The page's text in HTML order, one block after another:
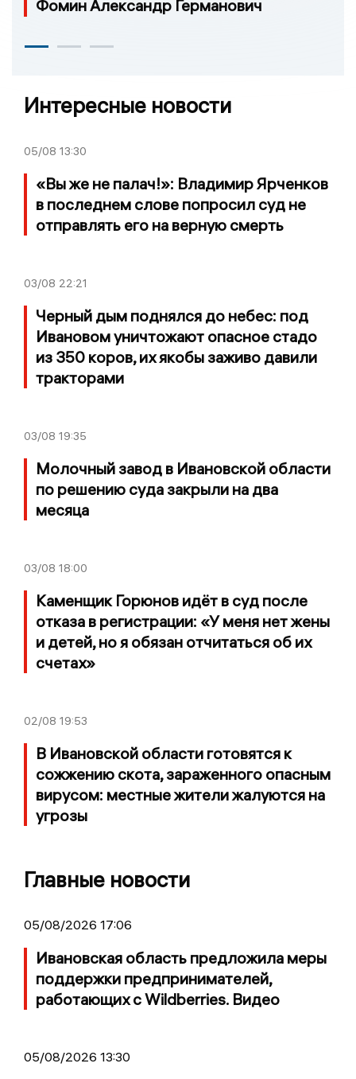
Фомин Александр Германович
Интересные новости
05/08 13:30
«Вы же не палач!»: Владимир Ярченков
в последнем слове попросил суд не
отправлять его на верную смерть
03/08 22:21
Черный дым поднялся до небес: под
Ивановом уничтожают опасное стадо
из 350 коров, их якобы заживо давили
тракторами
03/08 19:35
Молочный завод в Ивановской области
по решению суда закрыли на два
месяца
03/08 18:00
Каменщик Горюнов идёт в суд после
отказа в регистрации: «У меня нет жены
и детей, но я обязан отчитаться об их
счетах»
02/08 19:53
В Ивановской области готовятся к
сожжению скота, зараженного опасным
вирусом: местные жители жалуются на
угрозы
Главные новости
05/08/2026 17:06
Ивановская область предложила меры
поддержки предпринимателей,
работающих с Wildberries. Видео
05/08/2026 13:30